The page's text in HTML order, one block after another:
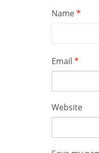
Name*
Email *
Website